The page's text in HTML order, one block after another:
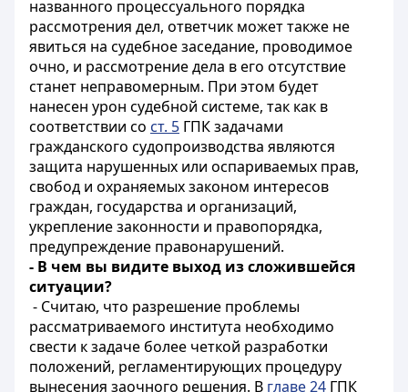
названного процессуального порядка
рассмотрения дел, ответчик может также не
явиться на судебное заседание, проводимое
очно, и рассмотрение дела в его отсутствие
станет неправомерным. При этом будет
нанесен урон судебной системе, так как в
соответствии со ст. 5 ГПК задачами
гражданского судопроизводства являются
защита нарушенных или оспариваемых прав,
свобод и охраняемых законом интересов
граждан, государства и организаций,
укрепление законности и правопорядка,
предупреждение правонарушений.
- В чем вы видите выход из сложившейся
ситуации?
- Считаю, что разрешение проблемы
рассматриваемого института необходимо
свести к задаче более четкой разработки
положений, регламентирующих процедуру
вынесения заочного решения. В главе 24 ГПК